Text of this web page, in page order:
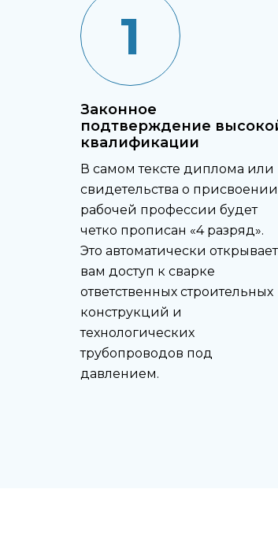
1
Законное
подтверждение
квалификации
В самом тексте диплома или
свидетельства о присвоении
рабочей профессии будет
четко прописан «4 разряд».
Это автоматически открывает
вам доступ к сварке
ответственных строительных
конструкций и
технологических
трубопроводов под
давлением.